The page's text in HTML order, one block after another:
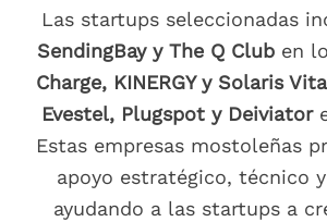
Las startups seleccionadas
SendingBay y The Q Cluben
Charge, KINERGY y Solaris Vita
Evestel, Plugspot y Deiviator
Estas empresas mostoleñas
apoyo estratégico, técnico
ayudando a las startups a